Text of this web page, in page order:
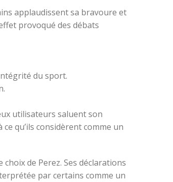
applaudissent sa bravoure et
provoqué des débats
du sport.
utilisateurs saluent son
qu’ils considèrent comme un
de Perez. Ses déclarations
par certains comme un